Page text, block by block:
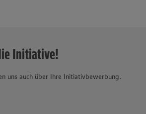
Initiative!
uns auch über Ihre Initiativbewerbung.